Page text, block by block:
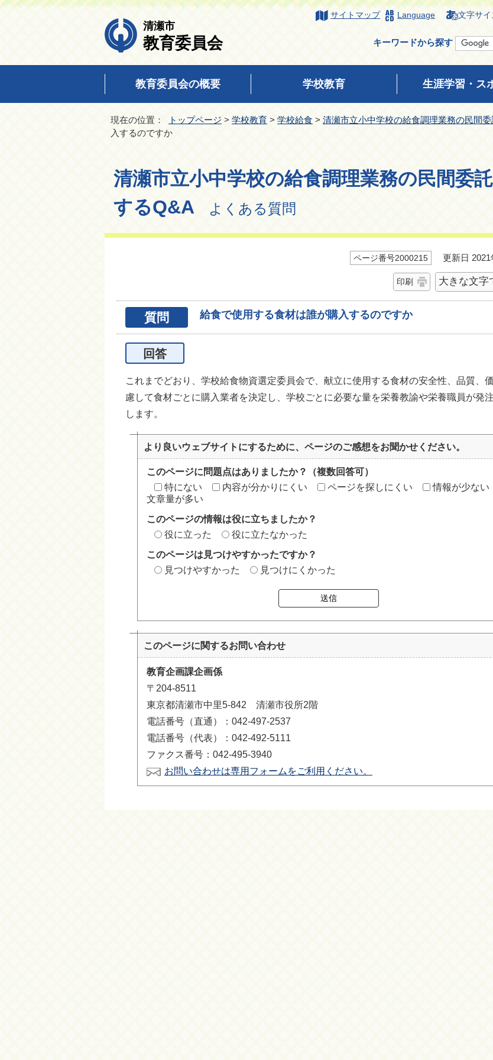
清瀬市
教育委員会
サイトマップ Language 文字サイ
キーワードから探す
教育委員会の概要 学校教育 生涯学習・ス
現在の位置： トップページ > 学校教育 > 学校給食 > 清瀬市立小中学校の給食調理業務の民間
入するのですか
清瀬市立小中学校の給食調理業務の民間委
するQ&A よくある質問
ページ番号2000215 更新日 2021
印刷 大きな文字
質問 給食で使用する食材は誰が購入するのですか
回答
これまでどおり、学校給食物資選定委員会で、献立に使用する食材の安全性、品質、
慮して食材ごとに購入業者を決定し、学校ごとに必要な量を栄養教諭や栄養職員が発
します。
より良いウェブサイトにするために、ページのご感想をお聞かせください。
このページに問題点はありましたか？（複数回答可）
特にない
内容が分かりにくい ページを探しにくい
情報が少ない
文章量が多い
このページの情報は役に立ちましたか？
役に立った
役に立たなかった
このページは見つけやすかったですか？
見つけやすかった
見つけにくかった
送信
このページに関するお問い合わせ
教育企画課企画係
〒204-8511
東京都清瀬市中里5-842 清瀬市役所2階
電話番号（直通）：042-497-2537
電話番号（代表）：042-492-5111
ファクス番号：042-495-3940
お問い合わせは専用フォームをご利用ください。